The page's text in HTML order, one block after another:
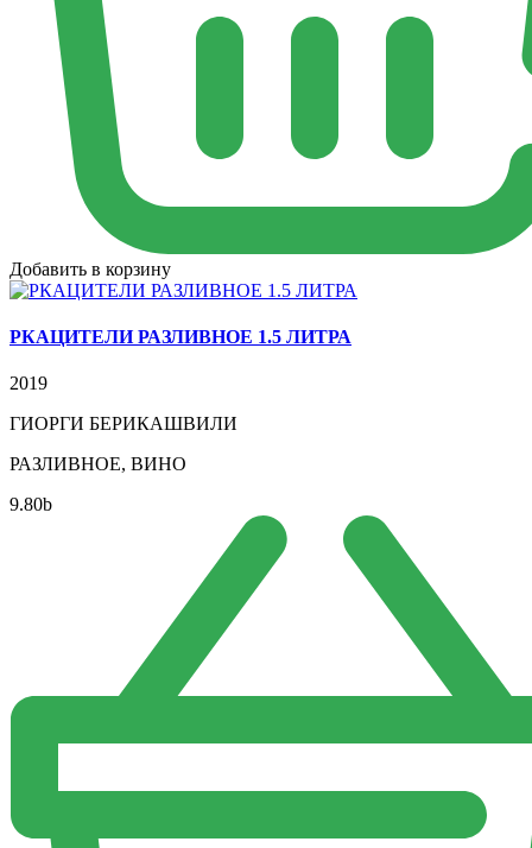
Добавить в корзину
РКАЦИТЕЛИ РАЗЛИВНОЕ 1.5 ЛИТРА
2019
ГИОРГИ БЕРИКАШВИЛИ
РАЗЛИВНОЕ, ВИНО
9.80b